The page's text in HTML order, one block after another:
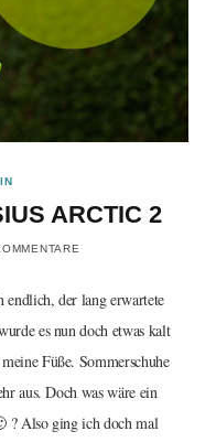
ARCTIC 2
endlich, der lang erwartete
es nun doch etwas kalt
Füße. Sommerschuhe
aus. Doch was wäre ein
? Also ging ich doch mal